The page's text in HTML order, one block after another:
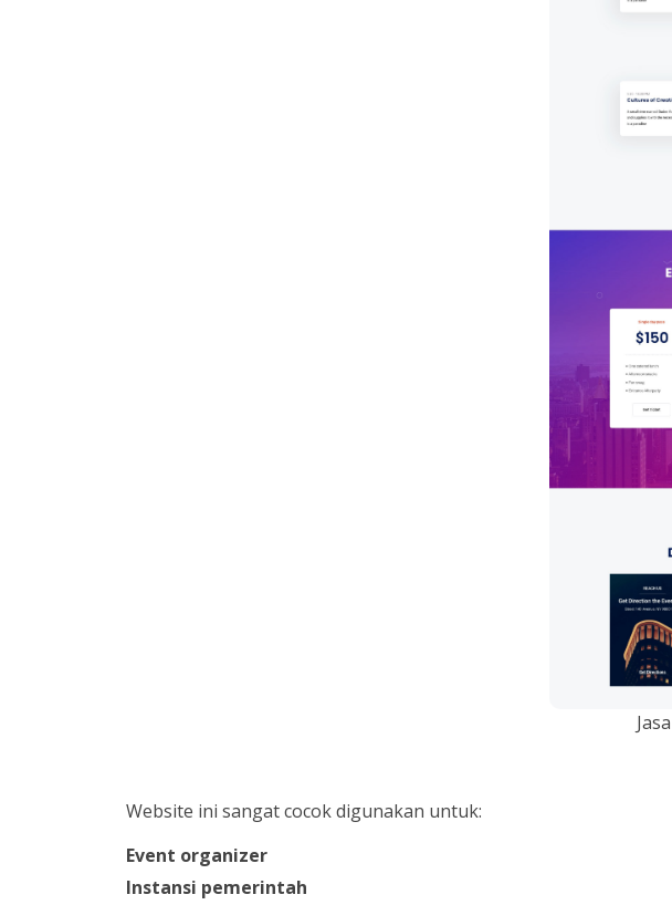
Website ini sangat cocok digunakan untuk:
Event organizer
Instansi pemerintah